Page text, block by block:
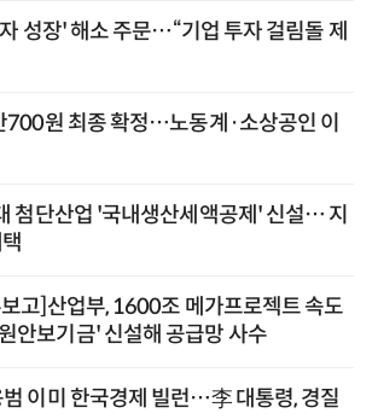
성장' 해소 주문…“기업 투자 걸림돌 제
700원 최종 확정…노동계·소상공인 이
첨단산업 '국내생산세액공제' 신설… 지
고]산업부, 1600조 메가프로젝트 속도
안보기금' 신설해 공급망 사수
범 이미 한국경제 빌런…李 대통령, 경질